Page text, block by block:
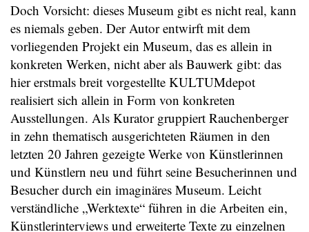
Doch Vorsicht: dieses Museum gibt es nicht real, kann
es niemals geben. Der Autor entwirft mit dem
vorliegenden Projekt ein Museum, das es allein in
konkreten Werken, nicht aber als Bauwerk gibt: das
hier erstmals breit vorgestellte KULTUMdepot
realisiert sich allein in Form von konkreten
Ausstellungen. Als Kurator gruppiert Rauchenberger
in zehn thematisch ausgerichteten Räumen in den
letzten 20 Jahren gezeigte Werke von Künstlerinnen
und Künstlern neu und führt seine Besucherinnen und
Besucher durch ein imaginäres Museum. Leicht
verständliche „Werktexte“ führen in die Arbeiten ein,
Künstlerinterviews und erweiterte Texte zu einzelnen